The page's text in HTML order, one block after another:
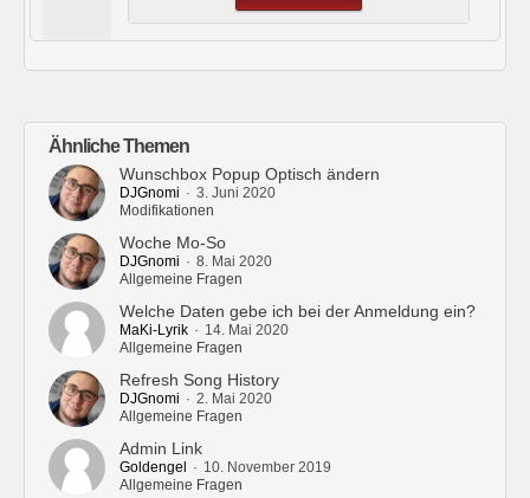
Ähnliche Themen
Wunschbox Popup Optisch ändern
DJGnomi
3. Juni 2020
Modifikationen
Woche Mo-So
DJGnomi
8. Mai 2020
Allgemeine Fragen
Welche Daten gebe ich bei der Anmeldung ein?
MaKi-Lyrik
14. Mai 2020
Allgemeine Fragen
Refresh Song History
DJGnomi
2. Mai 2020
Allgemeine Fragen
Admin Link
Goldengel
10. November 2019
Allgemeine Fragen